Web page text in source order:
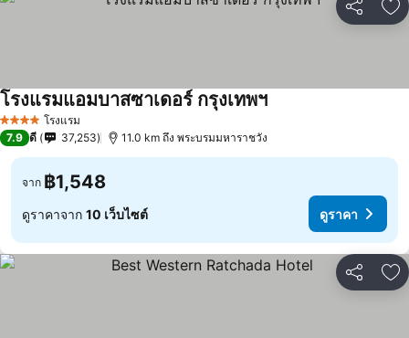
แชร์ เ
4 ดาว โรงแรม
โรงแรมแอมบาสซาเดอร์ กรุงเทพฯ
7.9 ดี 37,253 11.0 km ถึง พระบรมมหาราชวัง
จาก ฿1,548
ดูราคาจาก 10 เว็บไซต์ ดูราคา
แชร์ เ